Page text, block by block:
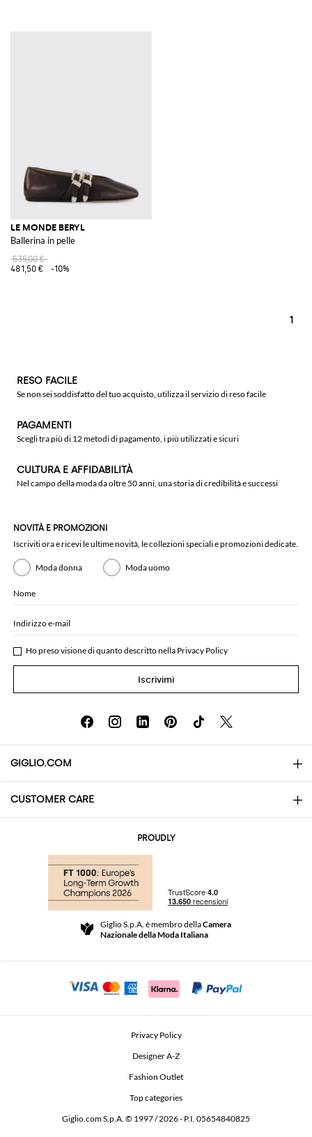
LE MONDE BERYL
Ballerina in pelle
535,00 €
481,50 €
-10%
1
RESO FACILE
Se non sei soddisfatto del tuo acquisto, utilizza il servizio di reso facile
PAGAMENTI
Scegli tra più di 12 metodi di pagamento, i più utilizzati e sicuri
CULTURA E AFFIDABILITÀ
Nel campo della moda da oltre 50 anni, una storia di credibilità e successi
NOVITÀ E PROMOZIONI
Iscriviti ora e ricevi le ultime novità, le collezioni speciali e promozioni dedicate.
Moda donna Moda uomo
Nome
Indirizzo e-mail
Ho preso visione di quanto descritto nella Privacy Policy
Iscrivimi
GIGLIO.COM
About
Community Store
Beauty Seekers VIP Club
CUSTOMER CARE
Resi e Rimborsi
Termini e Condizioni di vendita
Comunicazione di sicurezza
PROUDLY
Giglio S.p.A. è membro dellaCamera
Nazionale della Moda Italiana
Privacy Policy
Designer A-Z
Fashion Outlet
Top categories
Giglio.com S.p.A. © 1997 / 2026 - P.I. 05654840825